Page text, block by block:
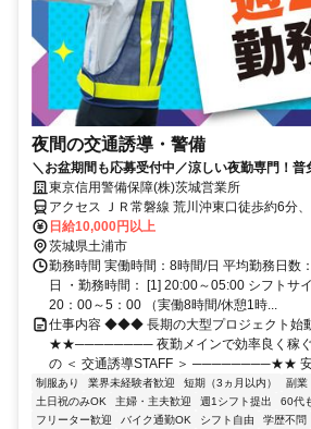
夜間の交通誘導・警備
＼お盆期間も応募受付中／涼しい夜勤専門！普
給1万円】★入社祝金20万円｜週払いOK｜週2
東京信用警備保障(株)茨城営業所
アクセス ＪＲ常磐線 荒川沖東口徒歩約6分
しく東口徒歩約37分、ＪＲ常磐線 土浦東口
｜直行直帰OK｜車・バイク通勤可
日給10,000円以上
茨城県土浦市
勤務時間 実働時間：8時間/日 平均勤務日数
日 ・勤務時間： [1] 20:00～05:00 シフトサ
20：00～5：00 （実働8時間/休憩1時...
仕事内容 ◆◆◆ 長期の大型プロジェクト
★★──────── 夜勤メインで効率良く稼ぐ
の ＜ 交通誘導STAFF ＞ ────────★★ 安
制服あり 業界未経験者歓迎 短期（3ヵ月以内）
副業
土日祝のみOK
主婦・主夫歓迎 週1シフト提出 60代
フリーター歓迎
バイク通勤OK シフト自由 学歴不問